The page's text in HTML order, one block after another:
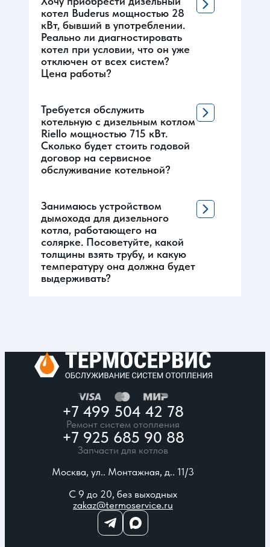
котел Buderus мощностью 28
кВт, бывший в употреблении.
Реально ли диагностировать
котел при условии, что он уже
отключен от всех систем?
Цена работы?
Требуется обслужить
котельную с дизельным котлом
Riello мощностью 715 кВт.
Сколько будет стоить годовой
договор на сервисное
обслуживание котельной?
Занимаюсь устройством
дымохода для дизельного
котла, работающего на
солярке. Посоветуйте, какой
толщины взять трубу, и какую
температуру она должна будет
выдерживать?
+7 499 504 42 78
Ремонт систем отопления
+7 925 685 90 88
Запчасти для котлов
Москва, ул.. Монтажная, д.. 11/3
С 9 до 20, без выходных
zakaz@termoservice.ru